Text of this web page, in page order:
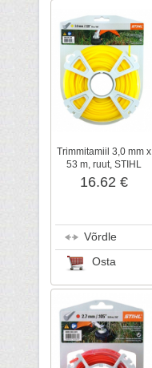
Trimmitamiil 3,0 mm x
53 m, ruut, STIHL
16.62 €
Võrdle
Osta